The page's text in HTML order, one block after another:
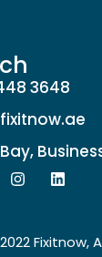
3648
Fixitnow,